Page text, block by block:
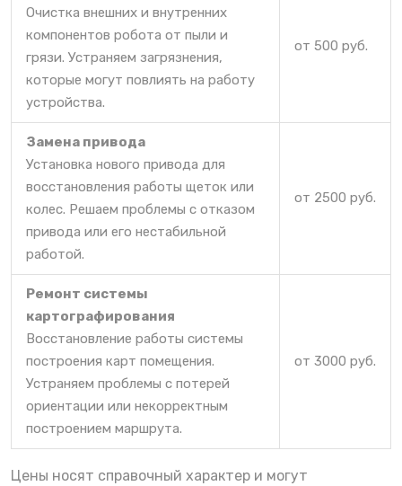
Очистка внешних и внутренних
компонентов робота от пыли и
грязи. Устраняем загрязнения,
которые могут повлиять на работу
устройства.
от 500 руб.
Замена привода
Установка нового привода для
восстановления работы щеток или
колес. Решаем проблемы с отказом
привода или его нестабильной
работой.
от 2500 руб.
Ремонт системы
картографирования
Восстановление работы системы
построения карт помещения.
Устраняем проблемы с потерей
ориентации или некорректным
построением маршрута.
от 3000 руб.
Цены носят справочный характер и могут